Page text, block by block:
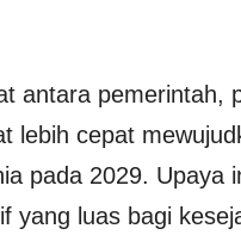
antara pemerintah,
lebih cepat
pada 2029. Upaya
yang luas bagi